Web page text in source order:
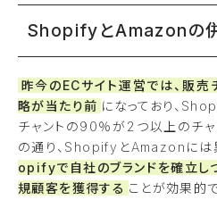
ShopifyとAmazonの
昨今のECサイト運営では、販売
略が当たり前 になっており、
チャントの90％が2つ以上のチャ
の通り、ShopifyとAmazonには
opifyで自社のブランドを確立し
規顧客を獲得する ことが効果的で